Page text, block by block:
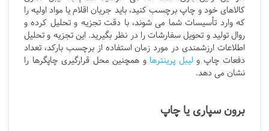
کالاهای خود و چاپ برچسب کنید، باید جریان اقلام یا مواد اولیه را
که وارد تأسیسات شما می شوند، با دقت تجزیه و تحلیل کرده و
روال تولید و تحویل سفارشات را در نظر بگیرید. این تجزیه و تحلیل
اطلاعات ارزشمندی در مورد زمان استفاده از برچسب بارکد، تعداد
دفعات چاپ و لیبل پرینترها و همچنین محل قرارگیری چاپگرها را
نشان می دهد.
برون سپاری یا چاپ